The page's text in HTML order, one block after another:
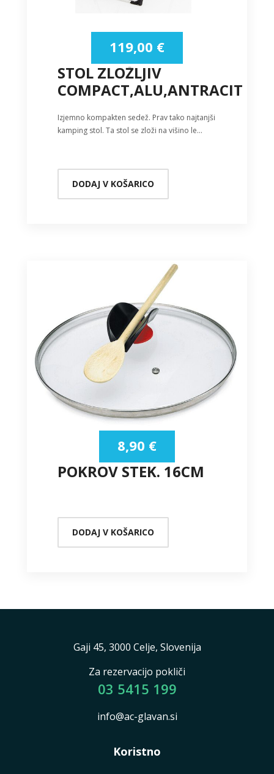
STOL ZLOŽLJIV
COMPACT,ALU,ANTRACIT
119,00 €
Izjemno kompakten sedež. Prav tako najtanjši
kamping stol. Ta stol se zloži na višino le…
DODAJ V KOŠARICO
POKROV STEK. 16CM
8,90 €
DODAJ V KOŠARICO
Gaji 45, 3000 Celje, Slovenija
Za rezervacijo pokliči
03 5415 199
info@ac-glavan.si
Koristno